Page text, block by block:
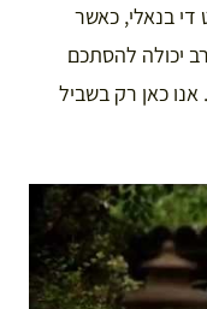
בנאלי, כאשר
וארוחת ערב יכולה להסתכם
אנו כאן רק בשביל